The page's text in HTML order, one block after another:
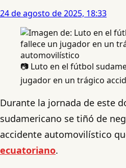
24 de agosto de 2025, 18:33
📷 Luto en el fútbol
jugador en un trágico
Durante la jornada de este
sudamericano se tiñó de
accidente automovilístico
ecuatoriano.